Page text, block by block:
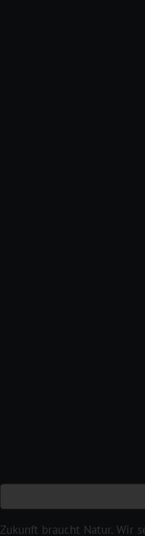
Zukunft braucht Natur. Wir